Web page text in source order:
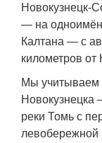
Новокузнецк-
— на
Калтана — с
километров от
Мы учитываем
Новокузнецка
реки Томь с
левобережной